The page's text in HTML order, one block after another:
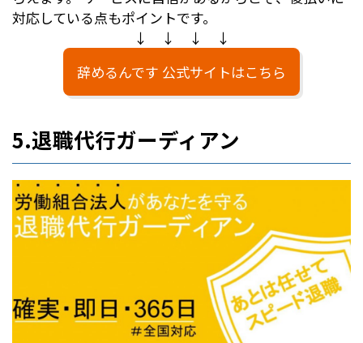
対応している点もポイントです。
↓ ↓ ↓ ↓
辞めるんです 公式サイトはこちら
5.退職代行ガーディアン